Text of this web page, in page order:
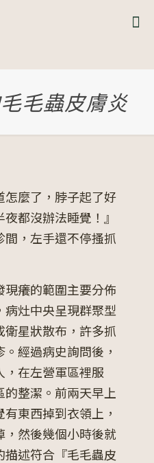
毛蟲皮膚炎
怎麼了，脖子起了好
都沒辦法睡覺！』
，左手還不停搔抓
癢的範圍主要分佈
灶中央呈現群聚型
星狀散布，許多抓
經過病史詢問後，
在左營軍區裡服
整潔。前兩天早上
東西掉到衣領上，
然後幾個小時後就
述符合『毛毛蟲皮